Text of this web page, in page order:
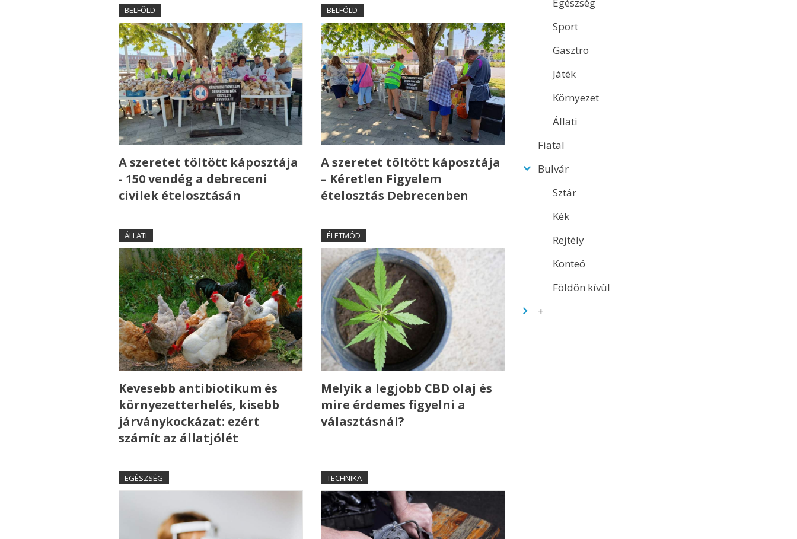
BELFÖLD
A szeretet töltött káposztája
- 150 vendég a debreceni
civilek ételosztásán
BELFÖLD
A szeretet töltött káposztája
– Kéretlen Figyelem
ételosztás Debrecenben
ÁLLATI
Kevesebb antibiotikum és
környezetterhelés, kisebb
járványkockázat: ezért
számít az állatjólét
ÉLETMÓD
Melyik a legjobb CBD olaj és
mire érdemes figyelni a
választásnál?
EGÉSZSÉG TECHNIKA
Sport
Gasztro
Játék
Környezet
Állati
Fiatal
Bulvár
Sztár
Kék
Rejtély
Konteó
Földön kívül
+